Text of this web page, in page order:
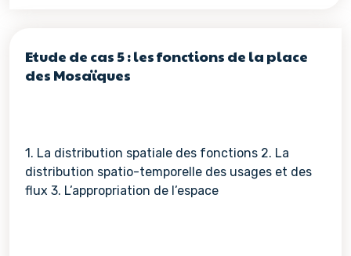
Etude de cas 5 : les fonctions de la place
des Mosaïques
1. La distribution spatiale des fonctions 2. La
distribution spatio-temporelle des usages et des
flux 3. L’appropriation de l’espace